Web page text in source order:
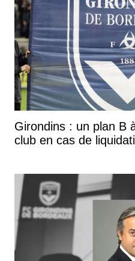
Girondins : un plan B
club en cas de